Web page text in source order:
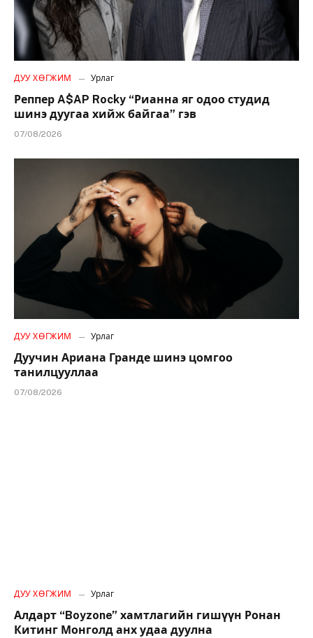
ДУУ ХӨГЖИМ Урлаг
Реппер A$AP Rocky “Рианна яг одоо студид
шинэ дуугаа хийж байгаа” гэв
07/08/2026
ДУУ ХӨГЖИМ Урлаг
Дуучин Ариана Гранде шинэ цомгоо
танилцууллаа
07/08/2026
ДУУ ХӨГЖИМ Урлаг
Алдарт “Boyzone” хамтлагийн гишүүн Ронан
Китинг Монголд анх удаа дуулна